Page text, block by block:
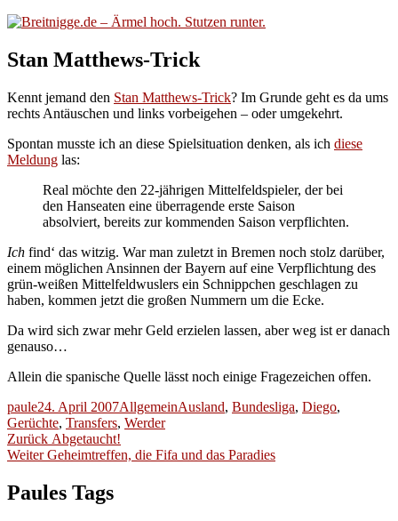
Stan Matthews-Trick
Kennt jemand den Stan Matthews-Trick? Im Grunde geht es da ums
rechts Antäuschen und links vorbeigehen – oder umgekehrt.
Spontan musste ich an diese Spielsituation denken, als ich diese
Meldung las:
Real möchte den 22-jährigen Mittelfeldspieler, der bei
den Hanseaten eine überragende erste Saison
absolviert, bereits zur kommenden Saison verpflichten.
Ich find‘ das witzig. War man zuletzt in Bremen noch stolz darüber,
einem möglichen Ansinnen der Bayern auf eine Verpflichtung des
grün-weißen Mittelfeldwuslers ein Schnippchen geschlagen zu
haben, kommen jetzt die großen Nummern um die Ecke.
Da wird sich zwar mehr Geld erzielen lassen, aber weg ist er danach
genauso…
Allein die spanische Quelle lässt noch einige Fragezeichen offen.
Autor
pauleVeröffentlicht
am
24. April 2007Kategorien
AllgemeinSchlagwörter
Ausland, Bundesliga, Diego,
Gerüchte, Transfers, Werder
Beitragsnavigation
Zurück Vorheriger
Beitrag:
Abgetaucht!
Weiter Nächster
Geheimtreffen, die Fifa und das Paradies
Paules Tags